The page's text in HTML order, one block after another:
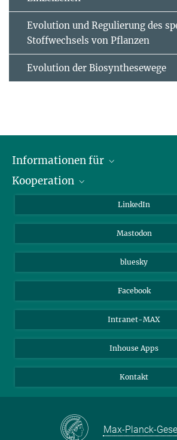
Evolution und Regulierung des
Stoffwechsels von Pflanzen
Evolution der Biosynthesewege
Informationen für
Journalisten
Kooperation
Max-Planck-Gesellschaft
Beutenberg Campus e.V.
LinkedIn
Mastodon
bluesky
Facebook
Intranet-MAX
Inhouse Apps
Kontakt
Max-Planck-